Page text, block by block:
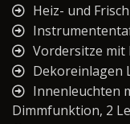
Heiz- und
Vordersitze
Dekoreinlagen
Innenleuchten
Dimmfunktion, 2